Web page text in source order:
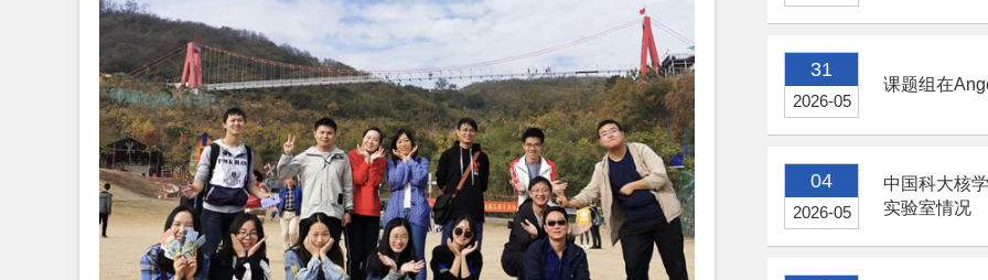
31
2026-05
课题组在
04
2026-05
中国科大核
实验室情况